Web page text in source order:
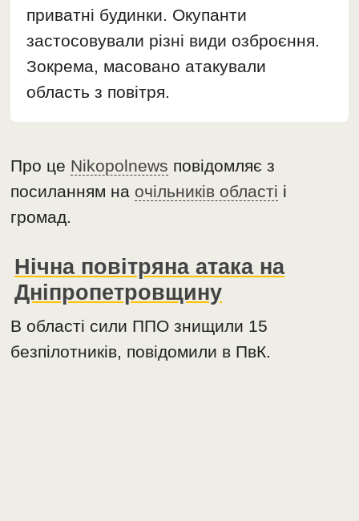
приватні будинки. Окупанти
застосовували різні види озброєння.
Зокрема, масовано атакували
область з повітря.
Про це Nikopolnews повідомляє з
посиланням на очільників області і
громад.
Нічна повітряна атака на
Дніпропетровщину
В області сили ППО знищили 15
безпілотників, повідомили в ПвК.